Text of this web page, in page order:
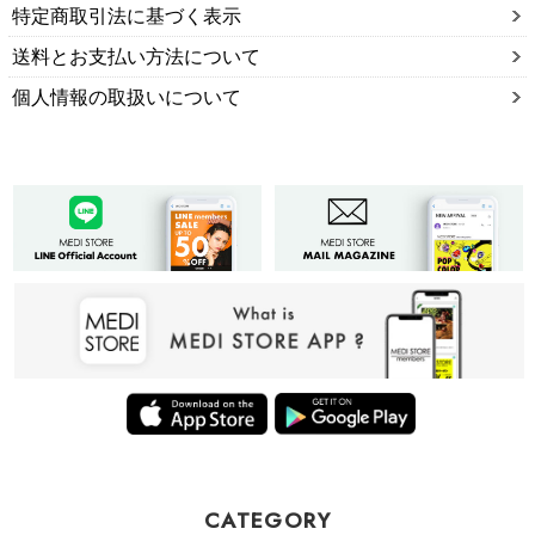
特定商取引法に基づく表示
送料とお支払い方法について
個人情報の取扱いについて
CATEGORY